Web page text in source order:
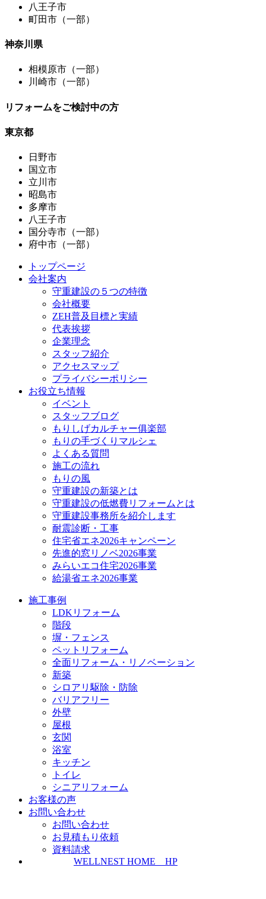
八王子市
町田市（一部）
神奈川県
相模原市（一部）
川崎市（一部）
リフォームをご検討中の方
東京都
日野市
国立市
立川市
昭島市
多摩市
八王子市
国分寺市（一部）
府中市（一部）
トップページ
会社案内
守重建設の５つの特徴
会社概要
ZEH普及目標と実績
代表挨拶
企業理念
スタッフ紹介
アクセスマップ
プライバシーポリシー
お役立ち情報
イベント
スタッフブログ
もりしげカルチャー俱楽部
もりの手づくりマルシェ
よくある質問
施工の流れ
もりの風
守重建設の新築とは
守重建設の低燃費リフォームとは
守重建設事務所を紹介します
耐震診断・工事
住宅省エネ2026キャンペーン
先進的窓リノベ2026事業
みらいエコ住宅2026事業
給湯省エネ2026事業
施工事例
LDKリフォーム
階段
塀・フェンス
ペットリフォーム
全面リフォーム・リノベーション
新築
シロアリ駆除・防除
バリアフリー
外壁
屋根
玄関
浴室
キッチン
トイレ
シニアリフォーム
お客様の声
お問い合わせ
お問い合わせ
お見積もり依頼
資料請求
WELLNEST HOME HP